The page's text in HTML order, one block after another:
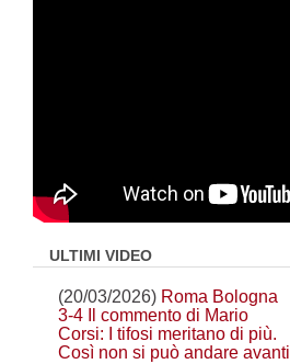
ULTIMI VIDEO
(20/03/2026) Roma Bologna
3-4 Il commento di Mario
Corsi: I tifosi meritano di più.
Così non si può andare avanti